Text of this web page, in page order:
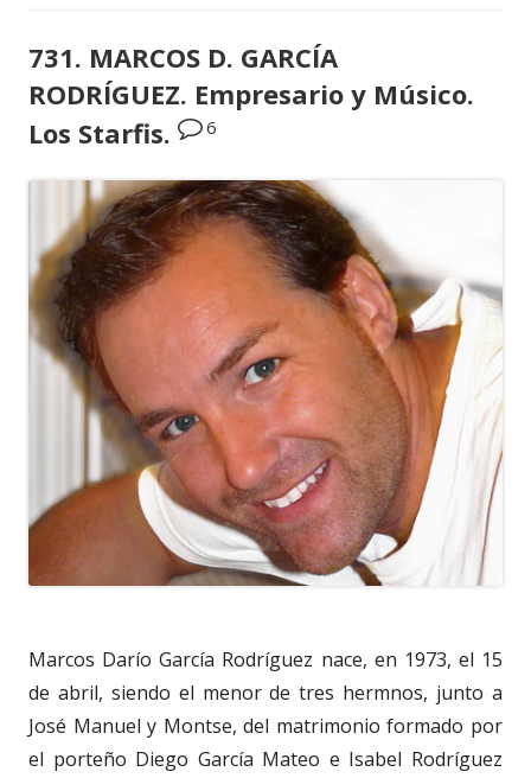
731. MARCOS D. GARCÍA
RODRÍGUEZ. Empresario y Músico.
Los Starfis.
6
Marcos Darío García Rodríguez nace, en 1973, el 15
de abril, siendo el menor de tres hermnos, junto a
José Manuel y Montse, del matrimonio formado por
el porteño Diego García Mateo e Isabel Rodríguez